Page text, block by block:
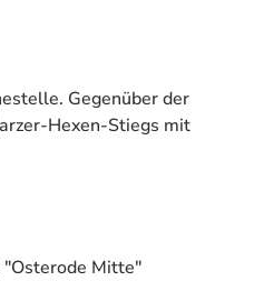
Gegenüber der
Hexen-Stiegs mit
"Osterode Mitte"